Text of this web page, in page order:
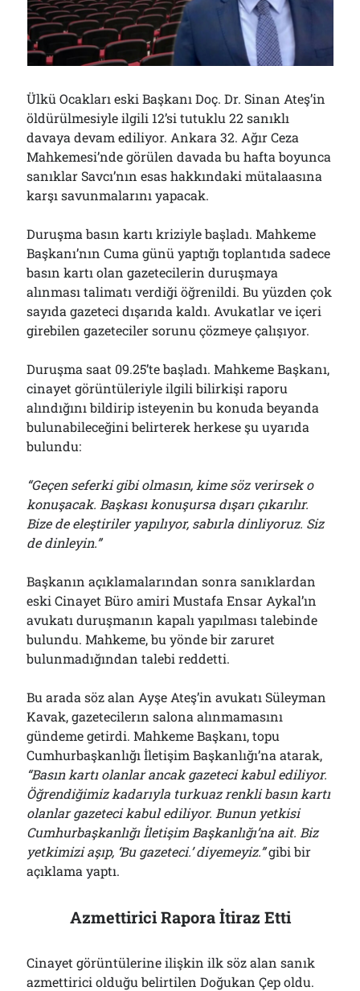
01/08/2026
Arşivler
Ülkü Ocakları eski Başkanı Doç. Dr. Sinan Ateş’in
öldürülmesiyle ilgili 12’si tutuklu 22 sanıklı
davaya devam ediliyor. Ankara 32. Ağır Ceza
Mahkemesi’nde görülen davada bu hafta boyunca
sanıklar Savcı’nın esas hakkındaki mütalaasına
karşı savunmalarını yapacak.
Duruşma basın kartı kriziyle başladı. Mahkeme
Başkanı’nın Cuma günü yaptığı toplantıda sadece
basın kartı olan gazetecilerin duruşmaya
alınması talimatı verdiği öğrenildi. Bu yüzden çok
sayıda gazeteci dışarıda kaldı. Avukatlar ve içeri
girebilen gazeteciler sorunu çözmeye çalışıyor.
Duruşma saat 09.25’te başladı. Mahkeme Başkanı,
cinayet görüntüleriyle ilgili bilirkişi raporu
alındığını bildirip isteyenin bu konuda beyanda
bulunabileceğini belirterek herkese şu uyarıda
bulundu:
“Geçen seferki gibi olmasın, kime söz verirsek o
konuşacak. Başkası konuşursa dışarı çıkarılır.
Bize de eleştiriler yapılıyor, sabırla dinliyoruz. Siz
de dinleyin.”
Başkanın açıklamalarından sonra sanıklardan
eski Cinayet Büro amiri Mustafa Ensar Aykal’ın
avukatı duruşmanın kapalı yapılması talebinde
bulundu. Mahkeme, bu yönde bir zaruret
bulunmadığından talebi reddetti.
Bu arada söz alan Ayşe Ateş’in avukatı Süleyman
Kavak, gazetecilerın salona alınmamasını
gündeme getirdi. Mahkeme Başkanı, topu
Cumhurbaşkanlığı İletişim Başkanlığı’na atarak,
“Basın kartı olanlar ancak gazeteci kabul ediliyor.
Öğrendiğimiz kadarıyla turkuaz renkli basın kartı
olanlar gazeteci kabul ediliyor. Bunun yetkisi
Cumhurbaşkanlığı İletişim Başkanlığı’na ait. Biz
yetkimizi aşıp, ‘Bu gazeteci.’ diyemeyiz.”gibi bir
açıklama yaptı.
Azmettirici Rapora İtiraz Etti
Cinayet görüntülerine ilişkin ilk söz alan sanık
azmettirici olduğu belirtilen Doğukan Çep oldu.